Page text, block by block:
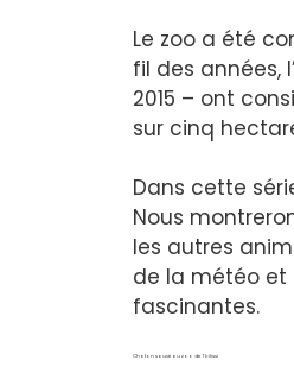
Le zoo a été
fil des années,
2015 – ont
sur cinq
Dans cette
Nous
les autres
de la météo et
fascinantes.
Chaton sauvé au zoo de Tbilissi